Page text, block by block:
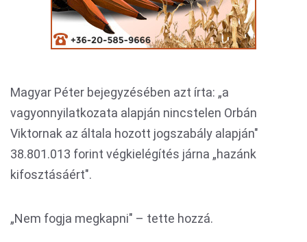
Magyar Péter bejegyzésében azt írta: „a
vagyonnyilatkozata alapján nincstelen Orbán
Viktornak az általa hozott jogszabály alapján"
38.801.013 forint végkielégítés járna „hazánk
kifosztásáért".
„Nem fogja megkapni" – tette hozzá.